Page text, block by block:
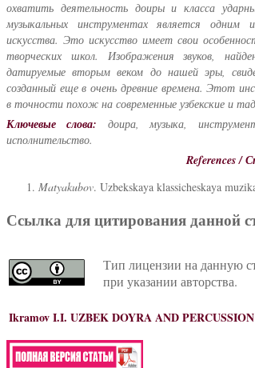
охватить деятельность доиры и класса
музыкальных инструментах является одним
искусства. Это искусство имеет свои
творческих школ. Изображения звуков,
датируемые вторым веком до нашей эры,
созданный еще в очень древние времена. Этот
в точности похож на современные узбекские и
Ключевые слова: доира, музыка,
исполнительство.
References /
Matyakubov. Uzbekskaya klassicheskaya
Ссылка для цитирования данной
Тип лицензии на данную
при указании авторства.
Ikramov I.I. UZBEK DOYRA AND